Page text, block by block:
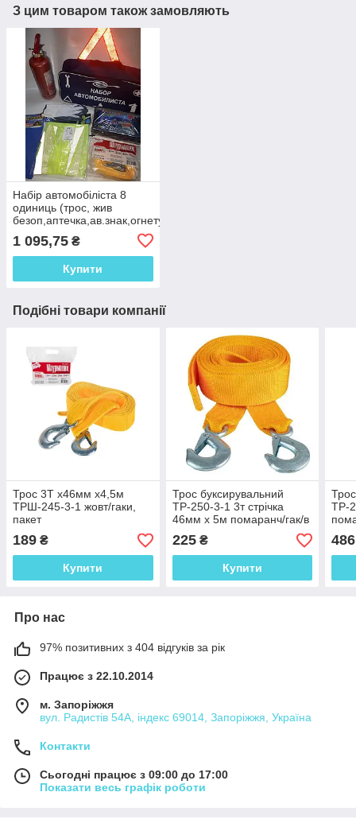
З цим товаром також замовляють
Набір автомобіліста 8
одиниць (трос, жив
безоп,аптечка,ав.знак,огнетуш.1кг,перчатки,тряпка,
1 095,75 ₴
Купити
Подібні товари компанії
Трос 3Т х46мм х4,5м
ТРШ-245-3-1 жовт/гаки,
пакет
189 ₴
Купити
Трос буксирувальний
ТР-250-3-1 3т стрічка
46мм х 5м помаранч/гак/в
кульку
225₴
Купити
ТР-
486
Про нас
97% позитивних з 404 відгуків за рік
Працює з 22.10.2014
м. Запоріжжя
вул. Радистів 54А, індекс 69014, Запоріжжя, Україна
Контакти
Сьогодні працює з 09:00 до 17:00
Показати весь графік роботи